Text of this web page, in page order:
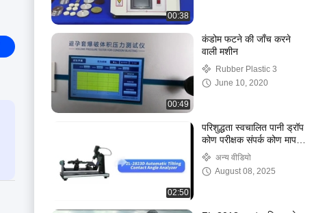
00:38
00:49
कंडोम फटने की जाँच करने
वाली मशीन
Rubber Plastic 3
June 10, 2020
02:50
परिशुद्धता स्वचालित पानी ड्रॉप
कोण परीक्षक संपर्क कोण मापने
उपकरणअन्य वीडियो
August 08, 2025